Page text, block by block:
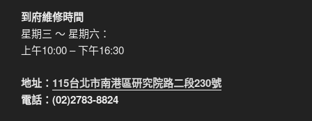
到府維修時間
星期三 ～ 星期六：
上午10:00 – 下午16:30
地址： 115台北市南港區研究院路二段230號
電話：(02)2783-8824